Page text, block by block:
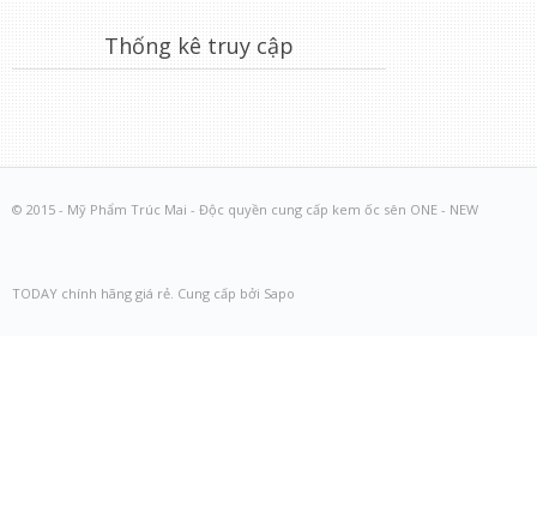
Thống kê truy cập
© 2015 - Mỹ Phẩm Trúc Mai - Độc quyền cung cấp kem ốc sên ONE - NEW
TODAY chính hãng giá rẻ. Cung cấp bởi Sapo